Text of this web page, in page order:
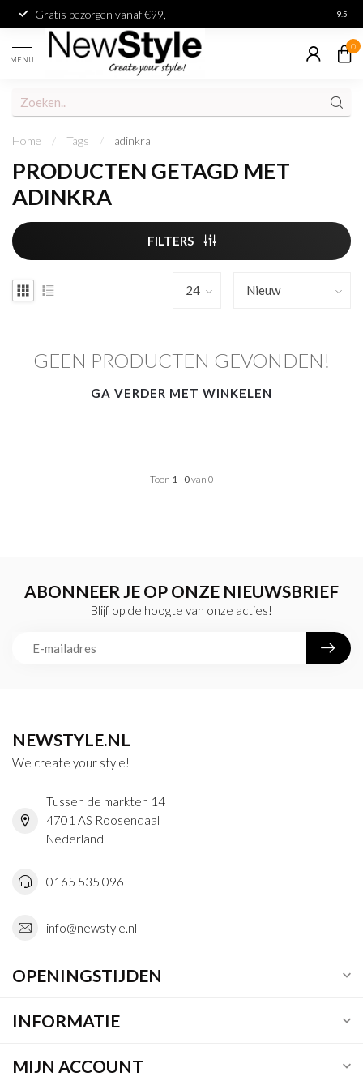
Gratis bezorgen vanaf €99,- 9.5
MENU
0
Home / Tags / adinkra
PRODUCTEN GETAGD MET
ADINKRA
FILTERS
GEEN PRODUCTEN GEVONDEN!
GA VERDER MET WINKELEN
Toon 1- 0van 0
ABONNEER JE OP ONZE NIEUWSBRIEF
Blijf op de hoogte van onze acties!
NEWSTYLE.NL
We create your style!
Tussen de markten 14
4701 AS Roosendaal
Nederland
0165 535 096
info@newstyle.nl
OPENINGSTIJDEN
INFORMATIE
MIJN ACCOUNT